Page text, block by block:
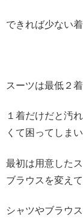
できれば少ない
スーツは最低２
１着だけだと汚
くて困ってしまい
最初は用意した
ブラウスを変え
シャツやブラウ